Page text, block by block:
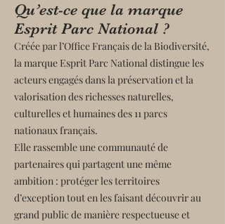
Qu’est-ce que la marque
Esprit Parc National ?
Créée par l’Office Français de la Biodiversité,
la marque Esprit Parc National distingue les
acteurs engagés dans la préservation et la
valorisation des richesses naturelles,
culturelles et humaines des 11 parcs
nationaux français.
Elle rassemble une communauté de
partenaires qui partagent une même
ambition : protéger les territoires
d’exception tout en les faisant découvrir au
grand public de manière respectueuse et